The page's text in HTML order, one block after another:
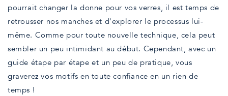
pourrait changer la donne pour vos verres, il est temps de
retrousser nos manches et d'explorer le processus lui-
même. Comme pour toute nouvelle technique, cela peut
sembler un peu intimidant au début. Cependant, avec un
guide étape par étape et un peu de pratique, vous
graverez vos motifs en toute confiance en un rien de
temps !